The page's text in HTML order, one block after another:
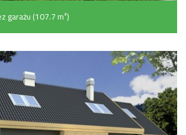
garażu (107.7 m²)